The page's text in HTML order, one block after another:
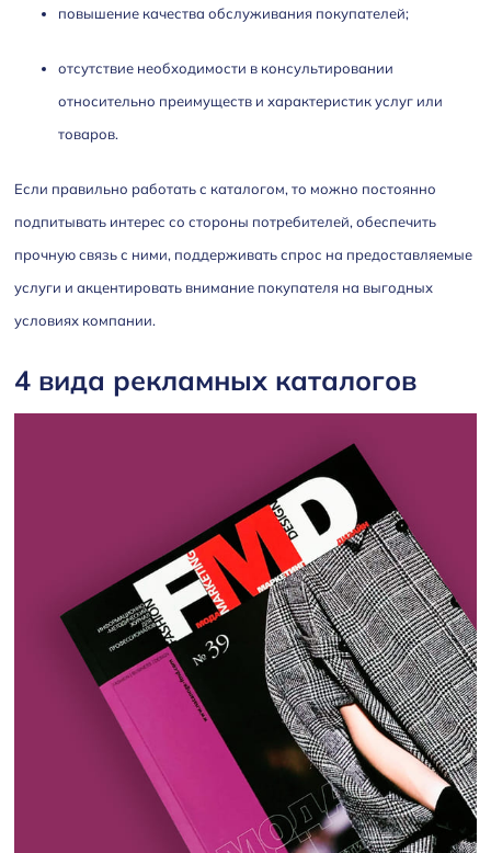
повышение качества обслуживания покупателей;
отсутствие необходимости в консультировании
относительно преимуществ и характеристик услуг или
товаров.
Если правильно работать с каталогом, то можно постоянно
подпитывать интерес со стороны потребителей, обеспечить
прочную связь с ними, поддерживать спрос на предоставляемые
услуги и акцентировать внимание покупателя на выгодных
условиях компании.
4 вида рекламных каталогов